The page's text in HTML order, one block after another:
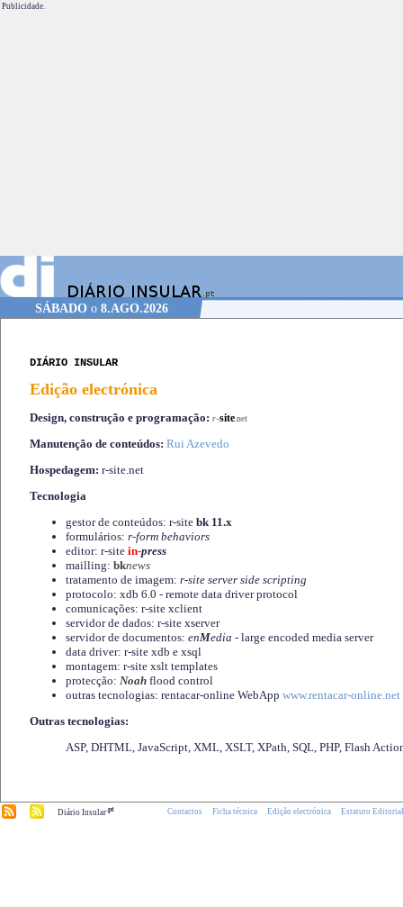
Publicidade.
SÁBADOo 8.AGO.2026
DIÁRIO INSULAR
Edição electrónica
Design, construção e programação: r-site.net
Manutenção de conteúdos: Rui Azevedo
Hospedagem: r-site.net
Tecnologia
gestor de conteúdos: r-site bk 11.x
formulários: r-form behaviors
editor: r-site in-press
mailling: bknews
tratamento de imagem: r-site server side scripting
protocolo: xdb 6.0 - remote data driver protocol
comunicações: r-site xclient
servidor de dados: r-site xserver
servidor de documentos: enMedia - large encoded media server
data driver: r-site xdb e xsql
montagem: r-site xslt templates
protecção: Noah flood control
outras tecnologias: rentacar-online WebApp www.rentacar-online.net
Outras tecnologias:
ASP, DHTML, JavaScript, XML, XSLT, XPath, SQL, PHP, Flash
Diário Insular.pt Contactos Ficha técnica Edição electrónica Estatuto Editorial